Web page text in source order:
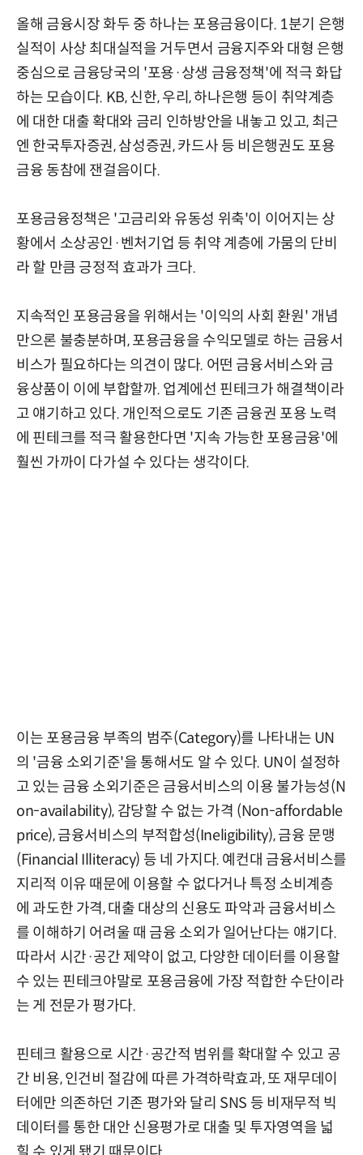
올해 금융시장 화두 중 하나는 포용금융이다. 1분기 은행
실적이 사상 최대실적을 거두면서 금융지주와 대형 은행
중심으로 금융당국의 '포용·상생 금융정책'에 적극 화답
하는 모습이다. KB, 신한, 우리, 하나은행 등이 취약계층
에 대한 대출 확대와 금리 인하방안을 내놓고 있고, 최근
엔 한국투자증권, 삼성증권, 카드사 등 비은행권도 포용
금융 동참에 잰걸음이다.
포용금융정책은 '고금리와 유동성 위축'이 이어지는 상
황에서 소상공인·벤처기업 등 취약 계층에 가뭄의 단비
라 할 만큼 긍정적 효과가 크다.
지속적인 포용금융을 위해서는 '이익의 사회 환원' 개념
만으론 불충분하며, 포용금융을 수익모델로 하는 금융서
비스가 필요하다는 의견이 많다. 어떤 금융서비스와 금
융상품이 이에 부합할까. 업계에선 핀테크가 해결책이라
고 얘기하고 있다. 개인적으로도 기존 금융권 포용 노력
에 핀테크를 적극 활용한다면 '지속 가능한 포용금융'에
훨씬 가까이 다가설 수 있다는 생각이다.
이는 포용금융 부족의 범주(Category)를 나타내는 UN
의 '금융 소외기준'을 통해서도 알 수 있다. UN이 설정하
고 있는 금융 소외기준은 금융서비스의 이용 불가능성(N
on-availability), 감당할 수 없는 가격 (Non-affordable
price), 금융서비스의 부적합성(Ineligibility), 금융 문맹
(Financial Illiteracy) 등 네 가지다. 예컨대 금융서비스를
지리적 이유 때문에 이용할 수 없다거나 특정 소비계층
에 과도한 가격, 대출 대상의 신용도 파악과 금융서비스
를 이해하기 어려울 때 금융 소외가 일어난다는 얘기다.
따라서 시간·공간 제약이 없고, 다양한 데이터를 이용할
수 있는 핀테크야말로 포용금융에 가장 적합한 수단이라
는 게 전문가 평가다.
핀테크 활용으로 시간·공간적 범위를 확대할 수 있고 공
간 비용, 인건비 절감에 따른 가격하락효과, 또 재무데이
터에만 의존하던 기존 평가와 달리 SNS 등 비재무적 빅
데이터를 통한 대안 신용평가로 대출 및 투자영역을 넓